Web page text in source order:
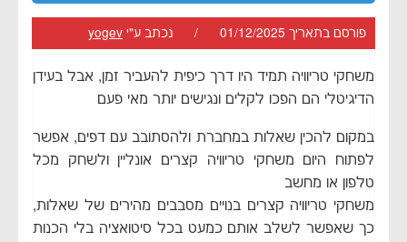
פורסם בתאריך 01/12/2025 / נכתב ע"י yogev
משחקי טריוויה תמיד היו דרך כיפית להעביר זמן, אבל בעידן
הדיגיטלי הם הפכו לקלים ונגישים יותר מאי פעם
במקום להכין שאלות במחברת ולהסתובב עם דפים, אפשר
לפתוח היום משחקי טריוויה קצרים אונליין ולשחק מכל
טלפון או מחשב
משחקי טריוויה קצרים בנויים מסבבים מהירים של שאלות,
כך שאפשר לשלב אותם כמעט בכל סיטואציה בלי הכנות